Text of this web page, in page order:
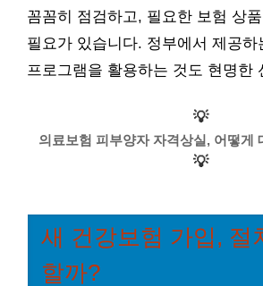
꼼꼼히 점검하고, 필요한 보험 상
필요가 있습니다. 정부에서 제공하
프로그램을 활용하는 것도 현명한
💡
의료보험 피부양자 자격상실, 어떻게
💡
새 건강보험 가입, 절
할까?